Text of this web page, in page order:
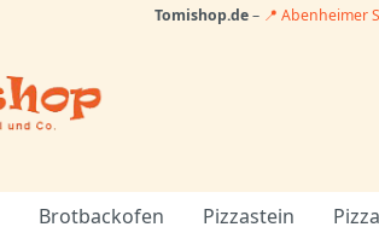
Tomishop.de– 📍 Abenheimer
Brotbackofen Pizzastein